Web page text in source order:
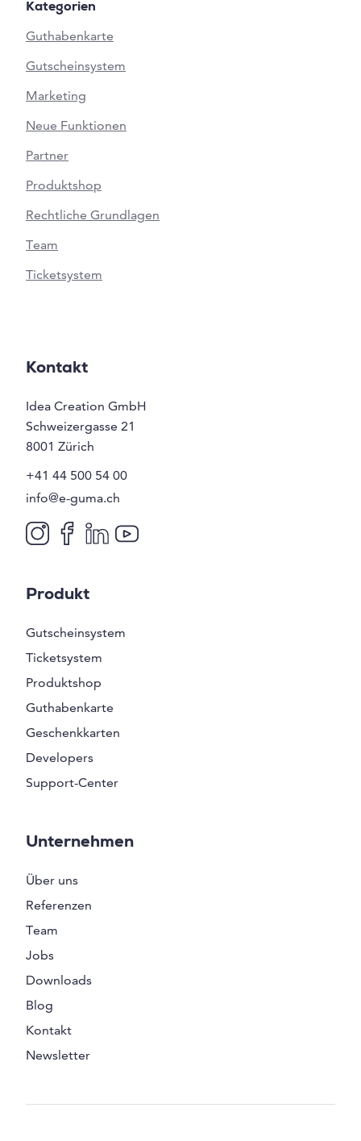
Kategorien
Guthabenkarte
Gutscheinsystem
Marketing
Neue Funktionen
Partner
Produktshop
Rechtliche Grundlagen
Team
Ticketsystem
Kontakt
Idea Creation GmbH
Schweizergasse 21
8001 Zürich
+41 44 500 54 00
info@e-guma.ch
Produkt
Gutscheinsystem
Ticketsystem
Produktshop
Guthabenkarte
Geschenkkarten
Developers
Support-Center
Unternehmen
Über uns
Referenzen
Team
Jobs
Downloads
Blog
Kontakt
Newsletter